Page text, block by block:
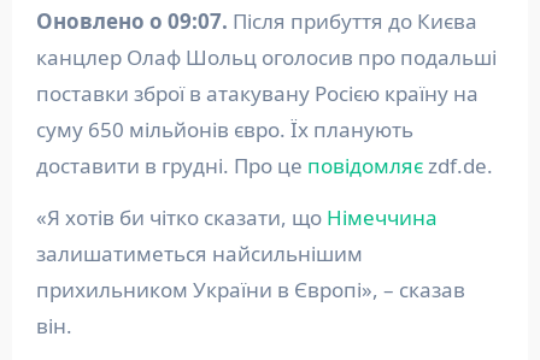
Оновлено о 09:07. Після прибуття до Києва
канцлер Олаф Шольц оголосив про подальші
поставки зброї в атакувану Росією країну на
суму 650 мільйонів євро. Їх планують
доставити в грудні. Про це повідомляєzdf.de.
«Я хотів би чітко сказати, що Німеччина
залишатиметься найсильнішим
прихильником України в Європі», – сказав
він.